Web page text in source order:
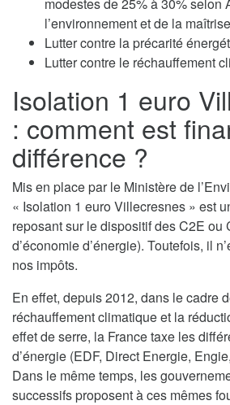
l’environnement et de la
Lutter contre la précarité
Lutter contre le réchauffement
Isolation 1 euro
: comment est
différence ?
Mis en place par le Ministère de
« Isolation 1 euro Villecresnes » est
reposant sur le dispositif des C2E ou
d’économie d’énergie). Toutefois, il
nos impôts.
En effet, depuis 2012, dans le cadre
réchauffement climatique et la
effet de serre, la France taxe les
d’énergie (EDF, Direct Energie,
Dans le même temps, les
successifs proposent à ces mêmes